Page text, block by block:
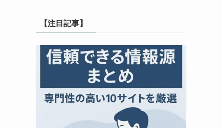
【注目記事】